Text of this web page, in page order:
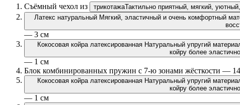
Съёмный чехол из трикотажаТактильно приятный, мягкий,
Латекс натуральный Мягкий, эластичный и очень комфортный
— 3 см
Кокосовая койра латексированнаяНатуральный упругий
койру более
— 1 см
Блок комбинированных пружин с 7-ю зонами жёсткости —
Кокосовая койра латексированнаяНатуральный упругий
койру более
— 1 см